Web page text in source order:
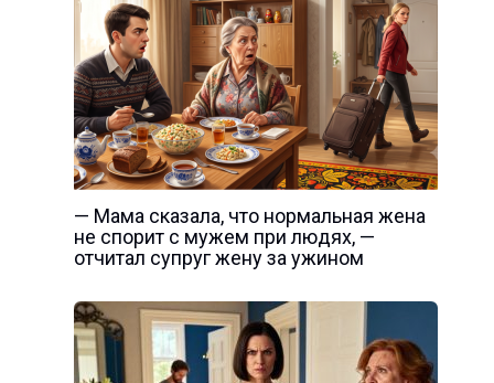
— Мама сказала, что нормальная жена
не спорит с мужем при людях, —
отчитал супруг жену за ужином